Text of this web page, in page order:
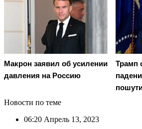
Макрон заявил об усилении
давления на Россию
Трамп
Новости по теме
06:20 Апрель 13, 2023